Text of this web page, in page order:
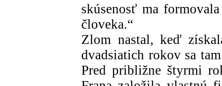
skúsenosť ma
človeka.“
Zlom nastal, keď
dvadsiatich rokov sa
Pred približne štyrmi